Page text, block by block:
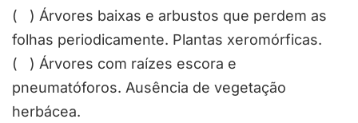
( ) Árvores baixas e arbustos que perdem as
folhas periodicamente. Plantas xeromórficas.
( ) Árvores com raízes escora e
pneumatóforos. Ausência de vegetação
herbácea.